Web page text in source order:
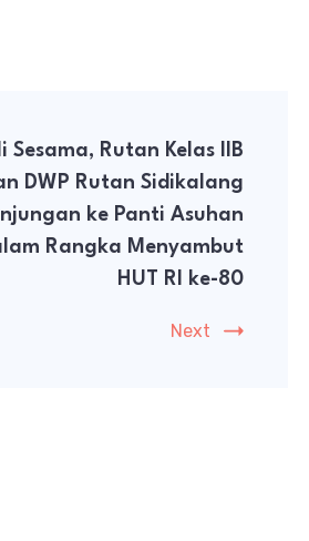
Sesama, Rutan Kelas IIB
DWP Rutan Sidikalang
ke Panti Asuhan
Rangka Menyambut
HUT RI ke-80
Next